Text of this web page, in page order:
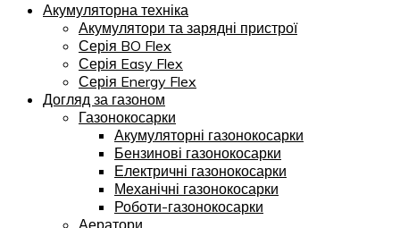
Акумуляторна техніка
Акумулятори та зарядні пристрої
Серія BO Flex
Серія Easy Flex
Серія Energy Flex
Догляд за газоном
Газонокосарки
Акумуляторні газонокосарки
Бензинові газонокосарки
Електричні газонокосарки
Механічні газонокосарки
Роботи-газонокосарки